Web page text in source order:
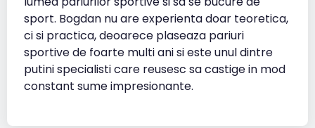
sport. Bogdan nu are experienta doar teoretica,
ci si practica, deoarece plaseaza pariuri
sportive de foarte multi ani si este unul dintre
putini specialisti care reusesc sa castige in mod
constant sume impresionante.